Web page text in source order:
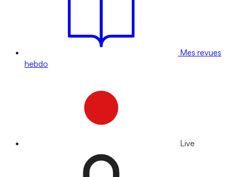
Mes revues
hebdo
Live